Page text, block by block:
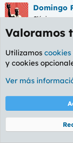
Domingo
Clásico
Me asalta una
Cuando llegue el
todo lo referente
un bunker con
tener las cueva
nosotros mismos?
Valoramos
Utilizamos cookies
y cookies
Ver más